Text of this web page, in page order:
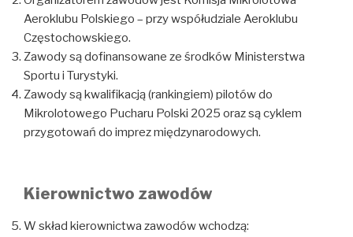
Aeroklubu Polskiego – przy współudziale Aeroklubu
Częstochowskiego.
Zawody są dofinansowane ze środków Ministerstwa
Sportu i Turystyki.
Zawody są kwalifikacją (rankingiem) pilotów do
Mikrolotowego Pucharu Polski 2025 oraz są cyklem
przygotowań do imprez międzynarodowych.
Kierownictwo zawodów
W skład kierownictwa zawodów wchodzą: